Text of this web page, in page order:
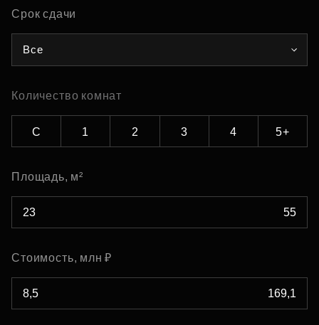
Срок сдачи
Все
Количество комнат
С 1 2 3 4 5+
Площадь, м²
Стоимость, млн ₽